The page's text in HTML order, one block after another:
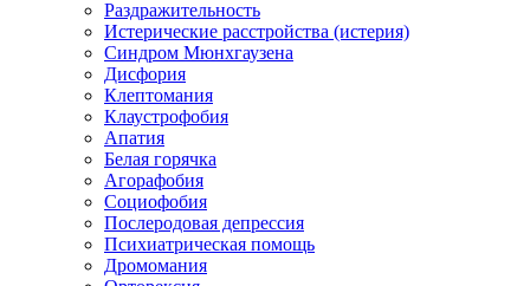
Раздражительность
Истерические расстройства (истерия)
Синдром Мюнхгаузена
Дисфория
Клептомания
Клаустрофобия
Апатия
Белая горячка
Агорафобия
Социофобия
Послеродовая депрессия
Психиатрическая помощь
Дромомания